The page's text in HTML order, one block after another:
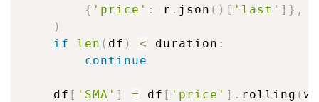
{ 'price' : r . json ( ) [ 'last' ] } ,
)
if
len ( df ) < duration :
continue
    df
[ 'SMA' ] = df [ 'price' ] . rolling (